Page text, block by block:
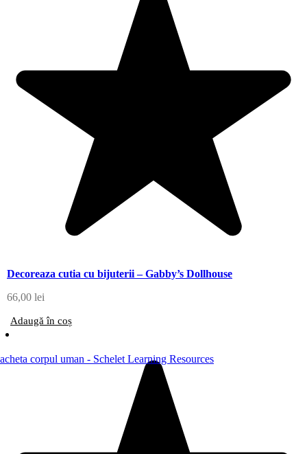
Decoreaza cutia cu bijuterii – Gabby’s Dollhouse
66,00 lei
Adaugă în coș